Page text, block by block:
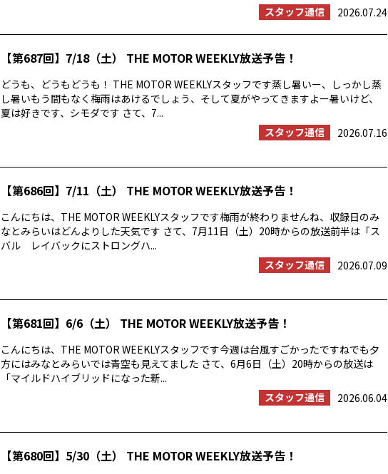
スタッフ通信
2026.07.24
【第687回】7/18（土） THE MOTOR WEEKLY放送予告！
どうも、どうもどうも！ THE MOTOR WEEKLYスタッフです蒸し暑いー、しっかし蒸
し暑いもう間もなく梅雨はあけるでしょう、そして夏がやってきますよー暑いけど、
夏は好きです、シモダです さて、7...
スタッフ通信
2026.07.16
【第686回】7/11（土） THE MOTOR WEEKLY放送予告！
こんにちは、THE MOTOR WEEKLYスタッフです梅雨が終わりませんね、収録日のみ
なとみらいはどんよりした天気です さて、7月11日（土）20時からの放送前半は「ス
バル レイバックにストロングハ...
スタッフ通信
2026.07.09
【第681回】6/6（土） THE MOTOR WEEKLY放送予告！
こんにちは、THE MOTOR WEEKLYスタッフです今週は台風すごかったですねでも夕
方にはみなとみらいでは青空も見えてました さて、6月6日（土）20時からの放送は
「マイルドハイブリッドになった新...
スタッフ通信
2026.06.04
【第680回】5/30（土） THE MOTOR WEEKLY放送予告！